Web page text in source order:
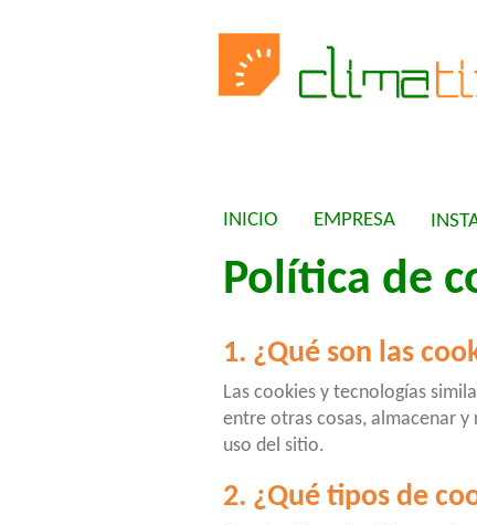
INICIO EMPRESA
Política de
1. ¿Qué son las
Las cookies y tecnologías
entre otras cosas, almacenar
uso del sitio.
2. ¿Qué tipos de